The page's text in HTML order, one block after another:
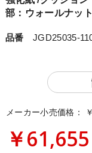
部：ウォールナッ
品番 JGD25035-
メーカー小売価格：
￥61,655